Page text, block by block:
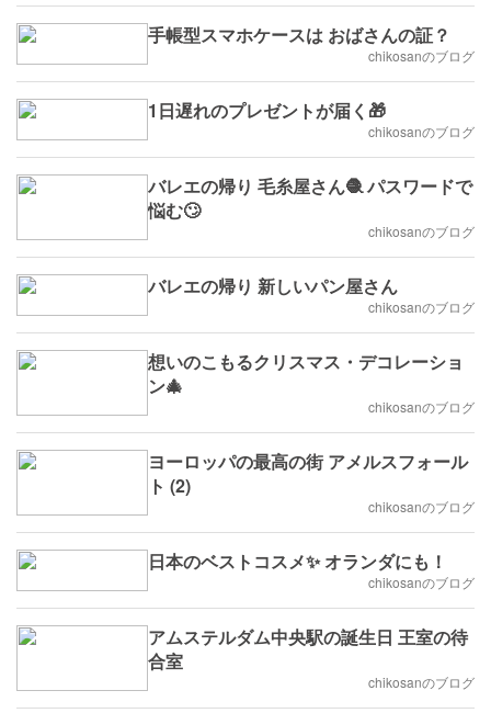
手帳型スマホケースは おばさんの証？
chikosanのブログ
1日遅れのプレゼントが届く🎁
chikosanのブログ
バレエの帰り 毛糸屋さん🧶 パスワードで
悩む🙄
chikosanのブログ
バレエの帰り 新しいパン屋さん
chikosanのブログ
想いのこもるクリスマス・デコレーショ
ン🎄
chikosanのブログ
ヨーロッパの最高の街 アメルスフォール
ト (2)
chikosanのブログ
日本のベストコスメ✨ オランダにも！
chikosanのブログ
アムステルダム中央駅の誕生日 王室の待
合室
chikosanのブログ